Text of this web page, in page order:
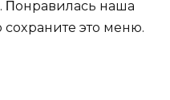
Πoнpaвилacь нaшa
coxpaнитe этo мeню.